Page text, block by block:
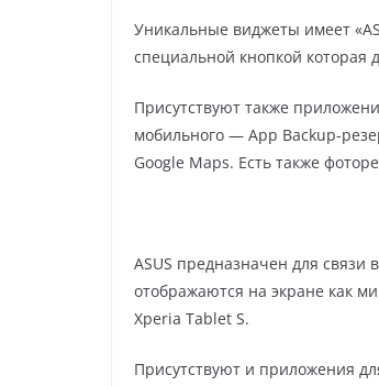
Уникальные виджеты имеет
специальной кнопкой которая
Присутствуют также
мобильного — Аpp Bаckup-
Gооglе Mаps. Есть также
АSUS предназначен для
отображаются на экране как
Xpеriа Tаblеt S.
Присутствуют и приложения